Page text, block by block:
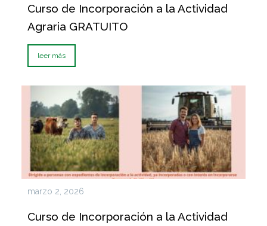
Curso de Incorporación a la Actividad
Agraria GRATUITO
leer más
marzo 2, 2026
Curso de Incorporación a la Actividad